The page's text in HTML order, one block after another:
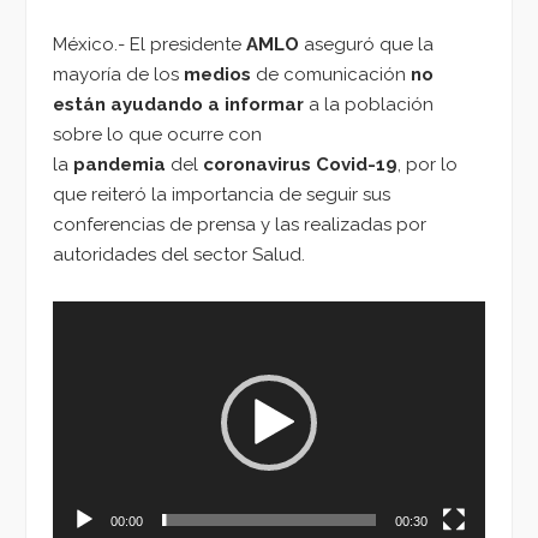
México.- El presidente AMLO aseguró que la
mayoría de los medios de comunicación no
están ayudando a informar a la población
sobre lo que ocurre con
la pandemia del coronavirus Covid-19, por lo
que reiteró la importancia de seguir sus
conferencias de prensa y las realizadas por
autoridades del sector Salud.
00:00 00:30